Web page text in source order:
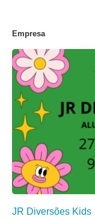
Empresa
JR Diversões Kids